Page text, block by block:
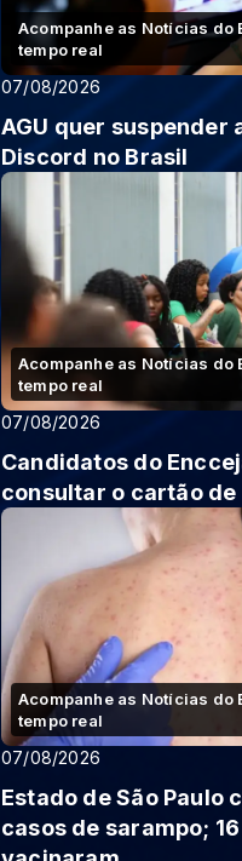
Acompanhe as Notícias do
tempo real
07/08/2026
AGU quer suspender
Discord no Brasil
Acompanhe as Notícias do
tempo real
07/08/2026
Candidatos do
consultar o cartão
Acompanhe as Notícias do
tempo real
07/08/2026
Estado de São Paulo
casos de sarampo;